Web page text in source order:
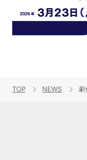
TOP NEWS